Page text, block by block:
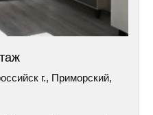
г., Приморский,